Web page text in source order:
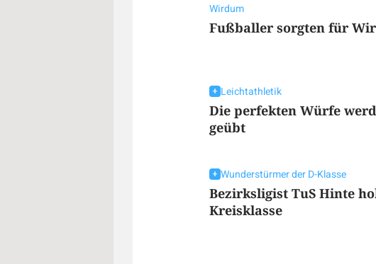
Wirdum
Fußballer sorgten für
Leichtathletik
Die perfekten Würfe
geübt
Wunderstürmer der D-Klasse
Bezirksligist TuS Hinte
Kreisklasse